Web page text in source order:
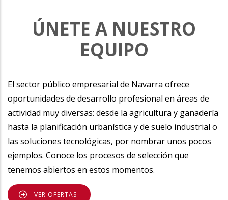
ÚNETE A NUESTRO
EQUIPO
El sector público empresarial de Navarra ofrece
oportunidades de desarrollo profesional en áreas de
actividad muy diversas: desde la agricultura y ganadería
hasta la planificación urbanística y de suelo industrial o
las soluciones tecnológicas, por nombrar unos pocos
ejemplos. Conoce los procesos de selección que
tenemos abiertos en estos momentos.
VER OFERTAS